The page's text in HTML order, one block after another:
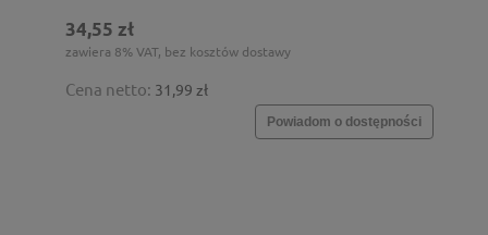
34,55 zł
zawiera 8% VAT, bez kosztów dostawy
Cena netto: 31,99 zł
Powiadom o dostępności